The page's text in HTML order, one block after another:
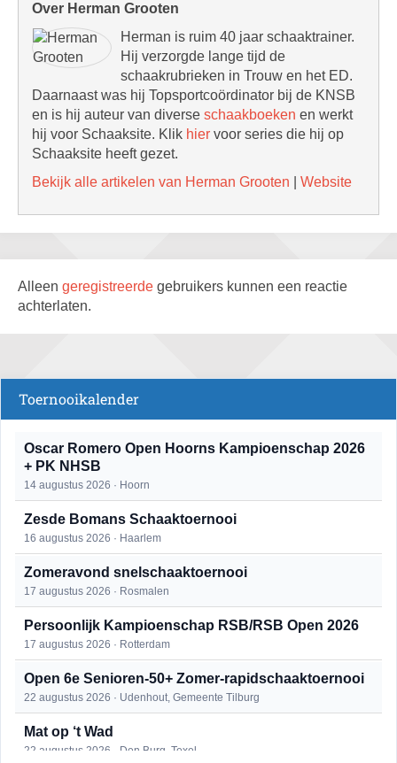
Over Herman Grooten
Herman is ruim 40 jaar schaaktrainer.
Hij verzorgde lange tijd de
schaakrubrieken in Trouw en het ED.
Daarnaast was hij Topsportcoördinator bij de KNSB
en is hij auteur van diverse schaakboeken en werkt
hij voor Schaaksite. Klik hier voor series die hij op
Schaaksite heeft gezet.
Bekijk alle artikelen van Herman Grooten
Website
Alleen geregistreerde gebruikers kunnen een reactie
achterlaten.
Toernooikalender
Oscar Romero Open Hoorns Kampioenschap 2026
+ PK NHSB
14 augustus 2026 · Hoorn
Zesde Bomans Schaaktoernooi
16 augustus 2026 · Haarlem
Zomeravond snelschaaktoernooi
17 augustus 2026 · Rosmalen
Persoonlijk Kampioenschap RSB/RSB Open 2026
17 augustus 2026 · Rotterdam
Open 6e Senioren-50+ Zomer-rapidschaaktoernooi
22 augustus 2026 · Udenhout, Gemeente Tilburg
Mat op ‘t Wad
22 augustus 2026 · Den Burg, Texel